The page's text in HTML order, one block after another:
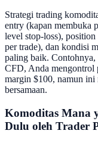
Strategi trading
entry (kapan membuka
level stop-loss),
per trade), dan kondisi
paling baik. Contohnya,
CFD, Anda mengontrol
margin $100, namun ini
bersamaan.
Komoditas Mana
Dulu oleh Trader